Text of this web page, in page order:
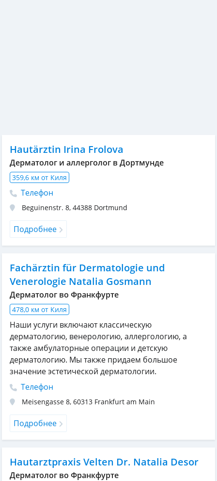
Hautärztin Irina Frolova
Дерматолог и аллерголог в Дортмунде
359,6 км от Киля
Телефон
Beguinenstr. 8, 44388 Dortmund
Подробнее
Fachärztin für Dermatologie und
Venerologie Natalia Gosmann
Дерматолог во Франкфурте
478,0 км от Киля
Наши услуги включают классическую
дерматологию, венерологию, аллергологию, а
также амбулаторные операции и детскую
дерматологию. Мы также придаем большое
значение эстетической дерматологии.
Телефон
Meisengasse 8, 60313 Frankfurt am Main
Подробнее
Hautarztpraxis Velten Dr. Natalia Desor
Дерматолог во Франкфурте